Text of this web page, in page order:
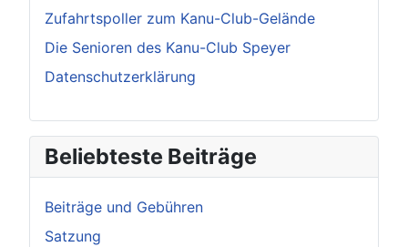
Zufahrtspoller zum Kanu-Club-Gelände
Die Senioren des Kanu-Club Speyer
Datenschutzerklärung
Beliebteste Beiträge
Beiträge und Gebühren
Satzung